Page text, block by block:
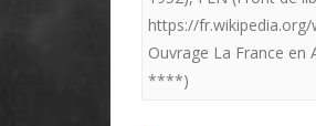
https://fr.wikipedia.org/
Ouvrage La France en
****)